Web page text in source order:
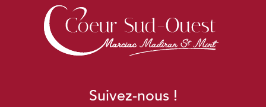
Suivez-nous !